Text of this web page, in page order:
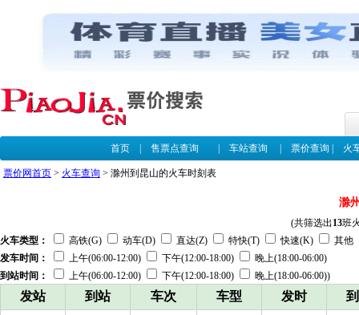
首页| 售票点查询 车站查询 票价查询 火
票价网首页 > 火车查询 > 滁州到昆山的火车时刻表
滁
(共筛选出13班
火车类型：
高铁(G) 动车(D) 直达(Z) 特快(T) 快速(K)
其他
发车时间：
上午(06:00-12:00) 下午(12:00-18:00)
晚上(18:00-06:00)
到站时间：
上午(06:00-12:00) 下午(12:00-18:00) 晚上(18:00-06:00))
发站 到站 车次 车型 发时